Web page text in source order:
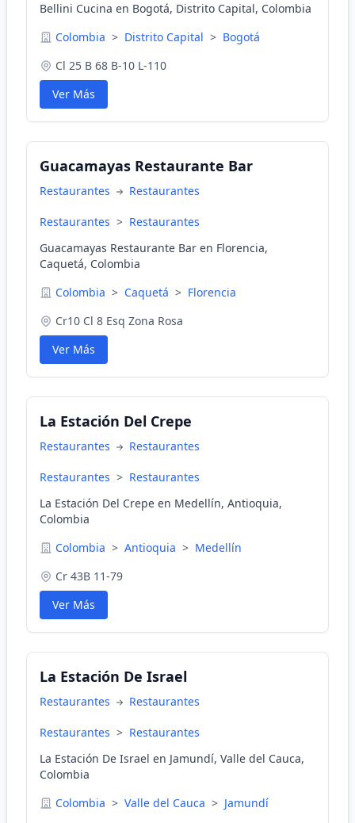
Bellini Cucina en Bogotá, Distrito Capital, Colombia
Colombia > Distrito Capital > Bogotá
Cl 25 B 68 B-10 L-110
Ver Más
Guacamayas Restaurante Bar
Restaurantes Restaurantes
Restaurantes > Restaurantes
Guacamayas Restaurante Bar en Florencia,
Caquetá, Colombia
Colombia > Caquetá > Florencia
Cr10 Cl 8 Esq Zona Rosa
Ver Más
La Estación Del Crepe
Restaurantes Restaurantes
Restaurantes > Restaurantes
La Estación Del Crepe en Medellín, Antioquia,
Colombia
Colombia > Antioquia > Medellín
Cr 43B 11-79
Ver Más
La Estación De Israel
Restaurantes Restaurantes
Restaurantes > Restaurantes
La Estación De Israel en Jamundí, Valle del Cauca,
Colombia
Colombia > Valle del Cauca > Jamundí